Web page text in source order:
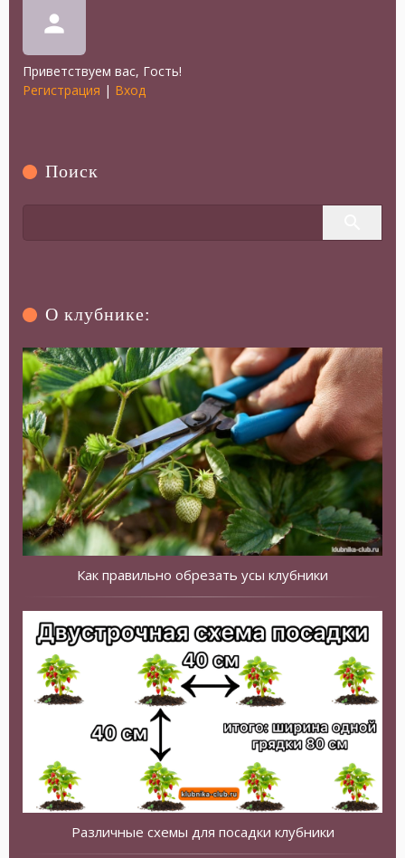
person
Приветствуем вас, Гость!
Регистрация | Вход
Поиск
О клубнике:
Как правильно обрезать усы клубники
Различные схемы для посадки клубники